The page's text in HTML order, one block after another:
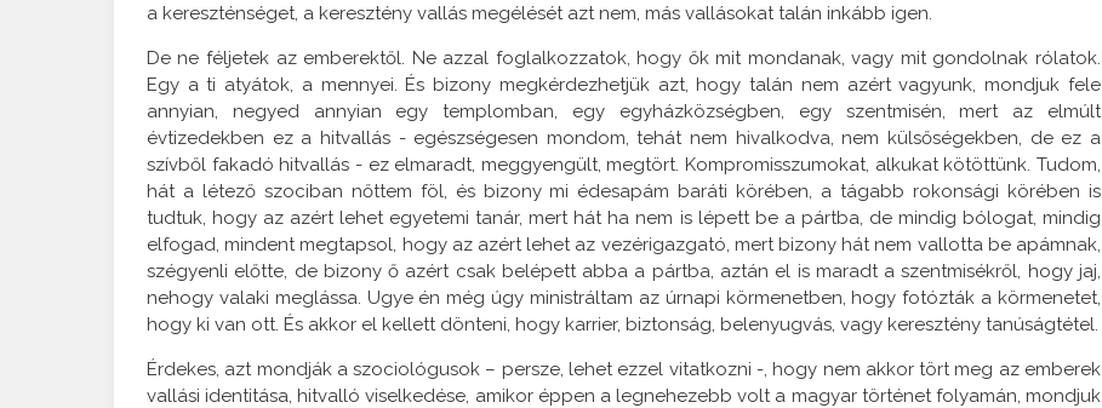
a kereszténséget, a keresztény vallás megélését azt nem, más vallásokat talán inkább igen.
De ne féljetek az emberektől. Ne azzal foglalkozzatok, hogy ők mit mondanak, vagy mit gondolnak rólatok.
Egy a ti atyátok, a mennyei. És bizony megkérdezhetjük azt, hogy talán nem azért vagyunk, mondjuk fele
annyian, negyed annyian egy templomban, egy egyházközségben, egy szentmisén, mert az elmúlt
évtizedekben ez a hitvallás - egészségesen mondom, tehát nem hivalkodva, nem külsőségekben, de ez a
szívből fakadó hitvallás - ez elmaradt, meggyengült, megtört. Kompromisszumokat, alkukat kötöttünk. Tudom,
hát a létező szociban nőttem föl, és bizony mi édesapám baráti körében, a tágabb rokonsági körében is
tudtuk, hogy az azért lehet egyetemi tanár, mert hát ha nem is lépett be a pártba, de mindig bólogat, mindig
elfogad, mindent megtapsol, hogy az azért lehet az vezérigazgató, mert bizony hát nem vallotta be apámnak,
szégyenli előtte, de bizony ő azért csak belépett abba a pártba, aztán el is maradt a szentmisékről, hogy jaj,
nehogy valaki meglássa. Ugye én még úgy ministráltam az úrnapi körmenetben, hogy fotózták a körmenetet,
hogy ki van ott. És akkor el kellett dönteni, hogy karrier, biztonság, belenyugvás, vagy keresztény tanúságtétel.
Érdekes, azt mondják a szociológusok – persze, lehet ezzel vitatkozni -, hogy nem akkor tört meg az emberek
vallási identitása, hitvalló viselkedése, amikor éppen a legnehezebb volt a magyar történet folyamán, mondjuk